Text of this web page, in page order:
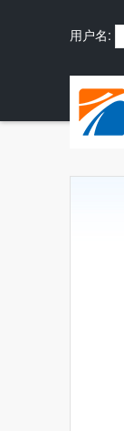
用户名: